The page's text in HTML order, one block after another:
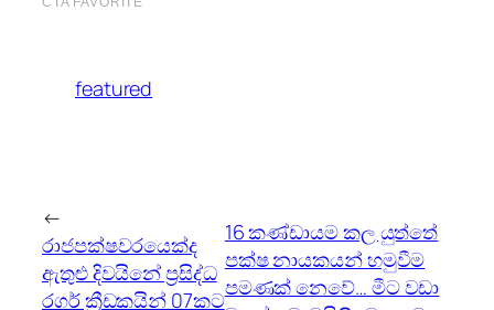
featured
←
රාජපක්ෂවරයෙක්ද
ඇතුළු දිවයින‌ේ ප්‍රසිද්ධ
රගර් ක්‍රීඩකයින් 07කට
16 කණ්ඩායම කල යුත්තේ
පක්ෂ නායකයන් හමුවීම
පමණක් නෙවේ… මීට වඩා